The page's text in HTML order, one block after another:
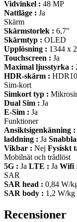
Vidvinkel : 48 MP
Nattläge : Ja
Skärm
Skärmstorlek : 6,7"
Skärmtyp : OLED
Upplösning : 1344 x
Touchscreen : Ja
Maximal ljusstyrka :
HDR-skärm :
Sim-kort
Simkort typ :
Dual Sim : Ja
E-Sim : Ja
Funktioner
Ansiktsigenkänning :
laddning : Ja
Vikbar : Nej Fysiskt
Mobilnät och trådlöst
5G : Ja LTE : Ja Wifi
SAR
SAR head : 0,84 W/
SAR body : 1,2 W/kg
Recensioner